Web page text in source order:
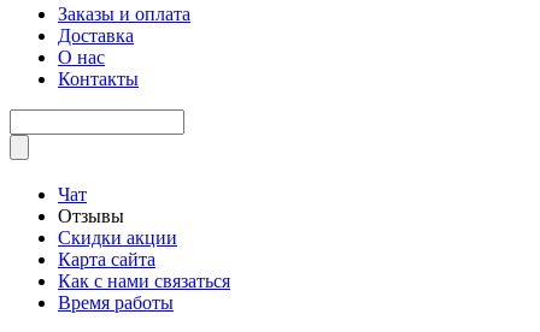
Заказы и оплата
Доставка
О нас
Контакты
Чат
Отзывы
Скидки акции
Карта сайта
Как с нами связаться
Время работы